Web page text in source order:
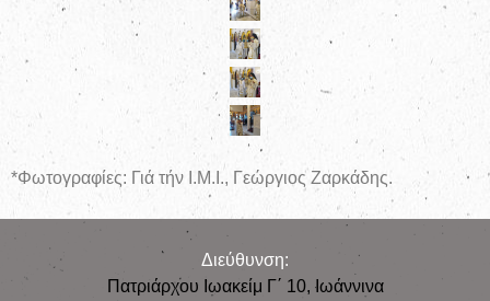
*Φωτογραφίες: Γιά τήν Ι.Μ.Ι., Γεώργιος Ζαρκάδης.
Διεύθυνση:
Πατριάρχου Ιωακείμ Γ΄ 10, Iωάννινα